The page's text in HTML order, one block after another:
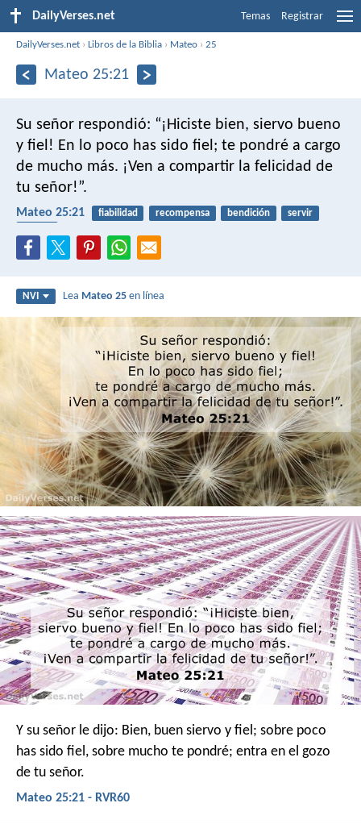
DailyVerses.net Temas Registrar
DailyVerses.net ›Libros de la Biblia › Mateo ›25
Mateo 25:21
Su señor respondió: “¡Hiciste bien, siervo bueno
y fiel! En lo poco has sido fiel; te pondré a cargo
de mucho más. ¡Ven a compartir la felicidad de
tu señor!”.
Mateo 25:21 fiabilidad recompensa bendición
servir
NVI Lea Mateo 25 en línea
Y su señor le dijo: Bien, buen siervo y fiel; sobre poco
has sido fiel, sobre mucho te pondré; entra en el gozo
de tu señor.
Mateo 25:21 - RVR60